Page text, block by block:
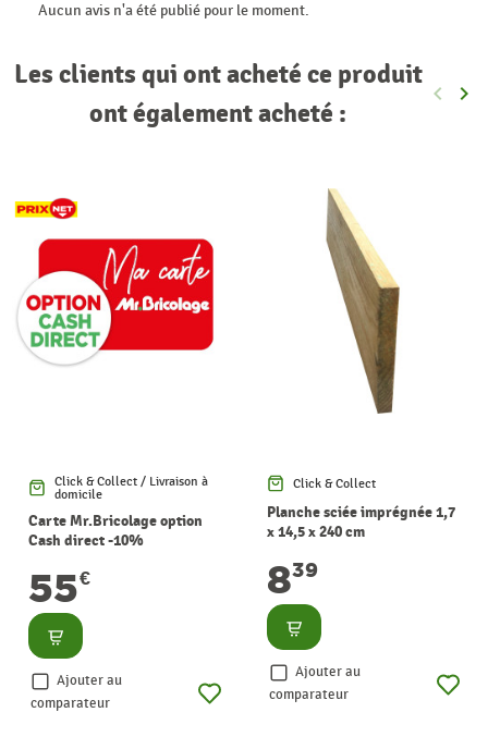
Aucun avis n'a été publié pour le moment.
Les clients qui ont acheté ce produit
ont également acheté :
keyboard_arrow_left keyboard_arrow_right
Click & Collect / Livraison à
domicile
Carte Mr.Bricolage option
Cash direct -10%
55€
Consulter
Ajouter au
comparateur
Click & Collect
Planche sciée imprégnée 1,7
x 14,5 x 240 cm
839
Consulter
Ajouter au
comparateur